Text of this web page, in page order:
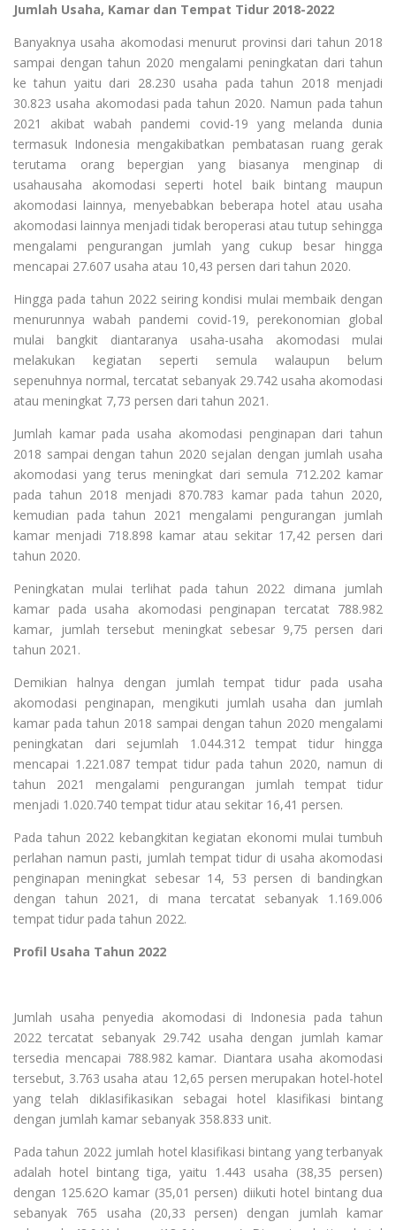
Jumlah Usaha, Kamar dan Tempat Tidur 2018-2022
Banyaknya usaha akomodasi menurut provinsi dari tahun 2018
sampai dengan tahun 2020 mengalami peningkatan dari tahun
ke tahun yaitu dari 28.230 usaha pada tahun 2018 menjadi
30.823 usaha akomodasi pada tahun 2020. Namun pada tahun
2021 akibat wabah pandemi covid-19 yang melanda dunia
termasuk Indonesia mengakibatkan pembatasan ruang gerak
terutama orang bepergian yang biasanya menginap di
usahausaha akomodasi seperti hotel baik bintang maupun
akomodasi lainnya, menyebabkan beberapa hotel atau usaha
akomodasi lainnya menjadi tidak beroperasi atau tutup sehingga
mengalami pengurangan jumlah yang cukup besar hingga
mencapai 27.607 usaha atau 10,43 persen dari tahun 2020.
Hingga pada tahun 2022 seiring kondisi mulai membaik dengan
menurunnya wabah pandemi covid-19, perekonomian global
mulai bangkit diantaranya usaha-usaha akomodasi mulai
melakukan kegiatan seperti semula walaupun belum
sepenuhnya normal, tercatat sebanyak 29.742 usaha akomodasi
atau meningkat 7,73 persen dari tahun 2021.
Jumlah kamar pada usaha akomodasi penginapan dari tahun
2018 sampai dengan tahun 2020 sejalan dengan jumlah usaha
akomodasi yang terus meningkat dari semula 712.202 kamar
pada tahun 2018 menjadi 870.783 kamar pada tahun 2020,
kemudian pada tahun 2021 mengalami pengurangan jumlah
kamar menjadi 718.898 kamar atau sekitar 17,42 persen dari
tahun 2020.
Peningkatan mulai terlihat pada tahun 2022 dimana jumlah
kamar pada usaha akomodasi penginapan tercatat 788.982
kamar, jumlah tersebut meningkat sebesar 9,75 persen dari
tahun 2021.
Demikian halnya dengan jumlah tempat tidur pada usaha
akomodasi penginapan, mengikuti jumlah usaha dan jumlah
kamar pada tahun 2018 sampai dengan tahun 2020 mengalami
peningkatan dari sejumlah 1.044.312 tempat tidur hingga
mencapai 1.221.087 tempat tidur pada tahun 2020, namun di
tahun 2021 mengalami pengurangan jumlah tempat tidur
menjadi 1.020.740 tempat tidur atau sekitar 16,41 persen.
Pada tahun 2022 kebangkitan kegiatan ekonomi mulai tumbuh
perlahan namun pasti, jumlah tempat tidur di usaha akomodasi
penginapan meningkat sebesar 14, 53 persen di bandingkan
dengan tahun 2021, di mana tercatat sebanyak 1.169.006
tempat tidur pada tahun 2022.
Profil Usaha Tahun 2022
Jumlah usaha penyedia akomodasi di Indonesia pada tahun
2022 tercatat sebanyak 29.742 usaha dengan jumlah kamar
tersedia mencapai 788.982 kamar. Diantara usaha akomodasi
tersebut, 3.763 usaha atau 12,65 persen merupakan hotel-hotel
yang telah diklasifikasikan sebagai hotel klasifikasi bintang
dengan jumlah kamar sebanyak 358.833 unit.
Pada tahun 2022 jumlah hotel klasifikasi bintang yang terbanyak
adalah hotel bintang tiga, yaitu 1.443 usaha (38,35 persen)
dengan 125.62O kamar (35,01 persen) diikuti hotel bintang dua
sebanyak 765 usaha (20,33 persen) dengan jumlah kamar